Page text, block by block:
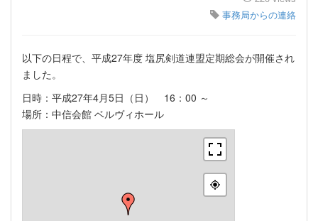
事務局からの連絡
以下の日程で、平成27年度 塩尻剣道連盟定期総会が開催され
ました。
日時：平成27年4月5日（日） 16：00 ～
場所：中信会館 ベルヴィホール